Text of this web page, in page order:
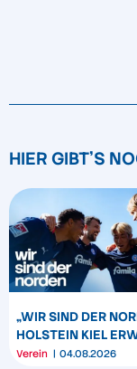
HIER GIBT'S
„WIR SIND DER
HOLSTEIN KIEL
SEIN MARKENBILD
Verein 04.08.2026